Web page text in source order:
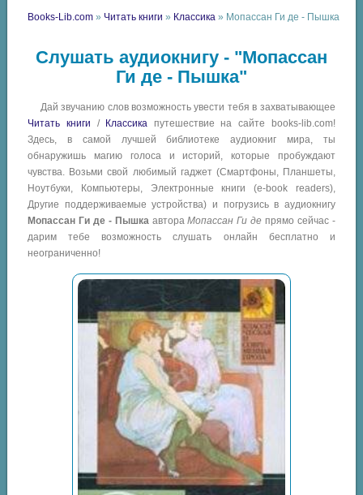
Books-Lib.com » Читать книги » Классика » Мопассан Ги де - Пышка
Слушать аудиокнигу - "Мопассан
Ги де - Пышка"
Дай звучанию слов возможность увести тебя в захватывающее
Читать книги / Классика путешествие на сайте books-lib.com!
Здесь, в самой лучшей библиотеке аудиокниг мира, ты
обнаружишь магию голоса и историй, которые пробуждают
чувства. Возьми свой любимый гаджет (Смартфоны, Планшеты,
Ноутбуки, Компьютеры, Электронные книги (e-book readers),
Другие поддерживаемые устройства) и погрузись в аудиокнигу
Мопассан Ги де - ПышкаавтораМопассан Ги де прямо сейчас -
дарим тебе возможность слушать онлайн бесплатно и
неограниченно!